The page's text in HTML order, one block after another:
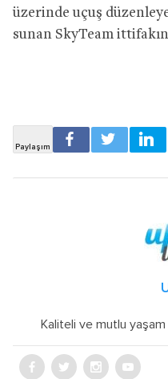
üzerinde uçuş
sunan SkyTeam
Kaliteli ve mutlu yaşam